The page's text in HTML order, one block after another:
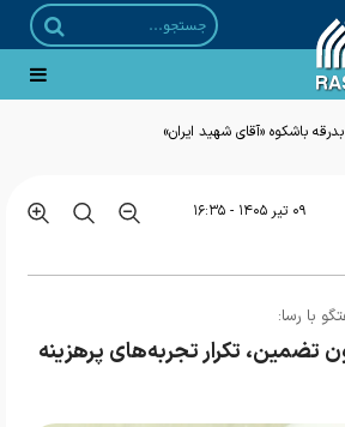
بدرقه باشکوه «آقای شهید ایران»
۰۹ تير ۱۴۰۵ - ۱۶:۳۵
با رسا:
تضمین، تکرار تجربه‌های پرهزینه